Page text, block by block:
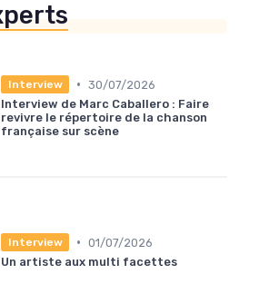
Interview • 30/07/2026
Interview de Marc Caballero : Faire
revivre le répertoire de la chanson
française sur scène
Interview • 01/07/2026
Un artiste aux multi facettes